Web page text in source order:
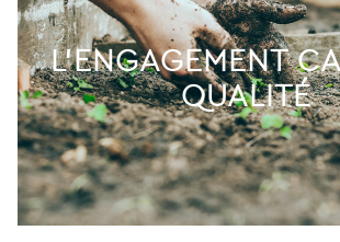
L’ENGAGEMENT
QUALITÉ